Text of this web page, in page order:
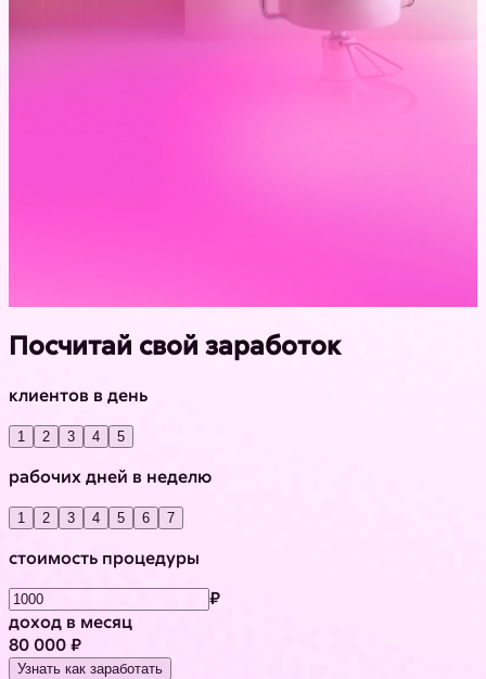
Посчитай свой заработок
клиентов в день
1 2 3 4 5
рабочих дней в неделю
1 2 3 4 5 6 7
стоимость процедуры
₽
доход в месяц
80 000 ₽
Узнать как заработать